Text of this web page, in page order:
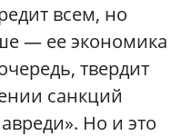
всем, но
— ее экономика
твердит
санкций
Но и это